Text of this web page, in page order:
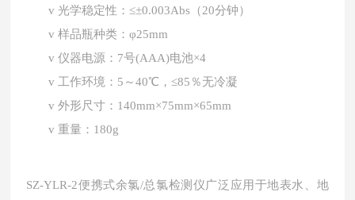
v 光学稳定性： ≤±0.003Abs（20分钟）
v 样品瓶种类：φ25mm
v 仪器电源： 7号(AAA)电池×4
v 工作环境： 5～40℃，≤85％无冷凝
v 外形尺寸： 140mm×75mm×65mm
v 重量： 180g
SZ-YLR-2便携式余氯/总氯检测仪广泛应用于地表水、地